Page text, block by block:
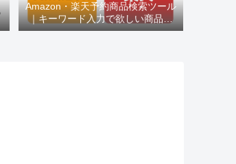
Amazon・楽天予約商品検索ツール
｜キーワード入力で欲しい商品を
即チェック